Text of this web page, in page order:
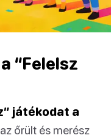
“Felelsz
játékodat a
őrült és merész